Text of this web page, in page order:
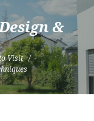
&
Visit